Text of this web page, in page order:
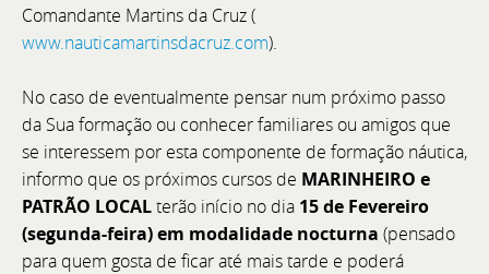
Comandante Martins da Cruz (
www.nauticamartinsdacruz.com).
No caso de eventualmente pensar num próximo passo
da Sua formação ou conhecer familiares ou amigos que
se interessem por esta componente de formação náutica,
informo que os próximos cursos de MARINHEIRO e
PATRÃO LOCALterão início no dia 15 de Fevereiro
(segunda-feira) em modalidade nocturna (pensado
para quem gosta de ficar até mais tarde e poderá